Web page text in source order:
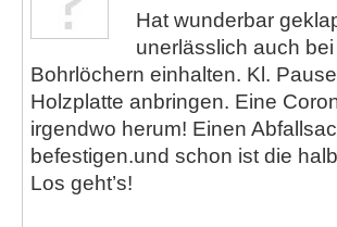
Hat wunderbar
unerlässlich auch
Bohrlöchern einhalten. Kl.
Holzplatte anbringen. Eine
irgendwo herum! Einen
befestigen.und schon ist die
Los geht’s!